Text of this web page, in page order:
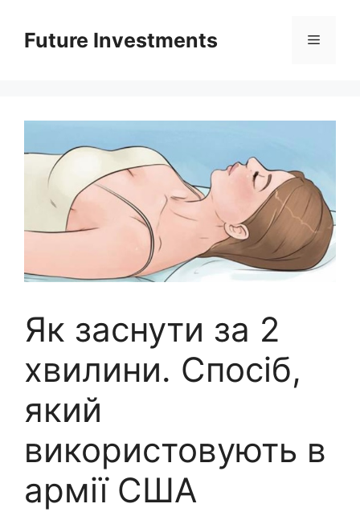
вмістуFuture Investments Меню
Як заснути за 2
хвилини. Спосіб,
який
використовують в
армії США